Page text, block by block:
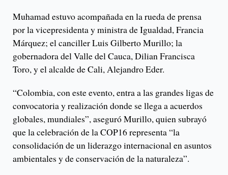
Muhamad estuvo acompañada en la rueda de prensa
por la vicepresidenta y ministra de Igualdad, Francia
Márquez; el canciller Luis Gilberto Murillo; la
gobernadora del Valle del Cauca, Dilian Francisca
Toro, y el alcalde de Cali, Alejandro Eder.
“Colombia, con este evento, entra a las grandes ligas de
convocatoria y realización donde se llega a acuerdos
globales, mundiales”, aseguró Murillo, quien subrayó
que la celebración de la COP16 representa “la
consolidación de un liderazgo internacional en asuntos
ambientales y de conservación de la naturaleza”.